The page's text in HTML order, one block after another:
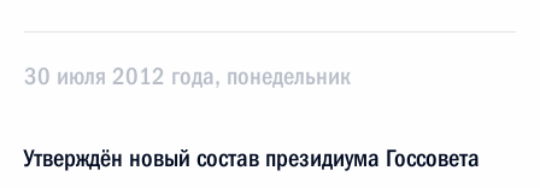
30 июля 2012 года, понедельник
Утверждён новый состав президиума Госсовета